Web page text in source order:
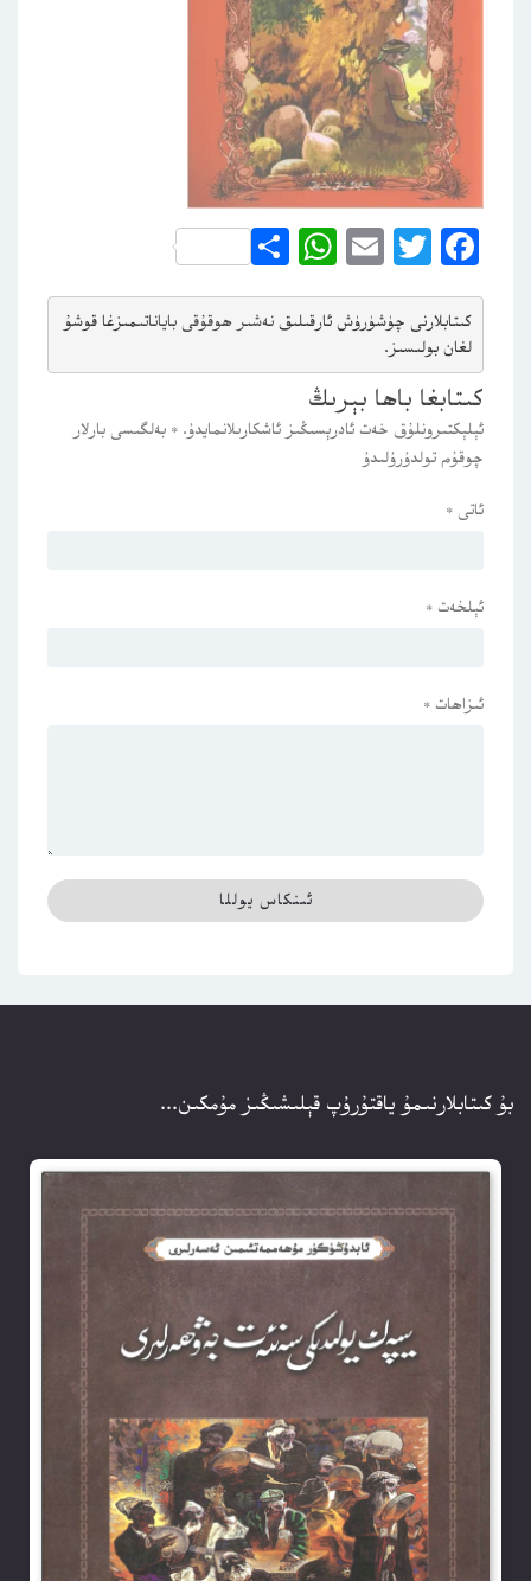
Facebook
Twitter
Email
WhatsApp
Share
كىتابلارنى چۈشۈرۈش ئارقىلىق نەشىر ھوقۇقى باياناتىمىزغا قوشۇ
لغان بولىسىز.
كىتابغا باھا بېرىڭ
ئېلېكتىرونلۇق خەت ئادرېسىڭىز ئاشكارىلانمايدۇ. * بەلگىسى بارلار
چوقۇم تولدۇرۇلىدۇ
ئاتى *
ئېلخەت *
ئىزاھات *
بۇ كىتابلارنىمۇ ياقتۇرۇپ قېلىشىڭىز مۇمكىن...